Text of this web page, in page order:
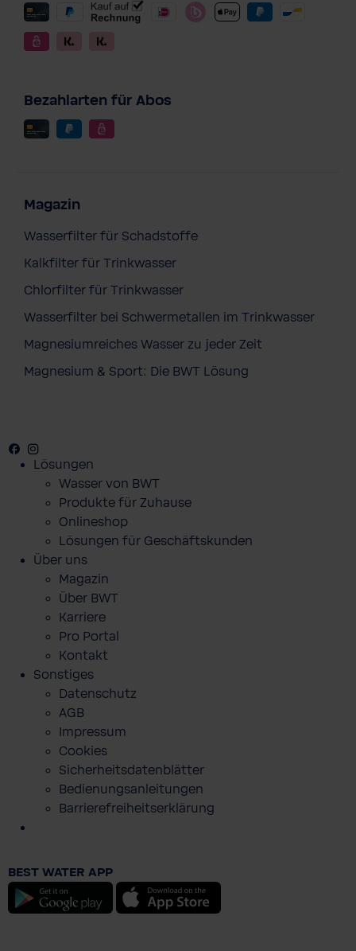
€ 49,90 Preise inkl. MwSt. zzgl. Versandkosten
Bezahlarten für Abos
Magazin
Wasserfilter für Schadstoffe
Kalkfilter für Trinkwasser
Chlorfilter für Trinkwasser
Wasserfilter bei Schwermetallen im Trinkwasser
Magnesiumreiches Wasser zu jeder Zeit
Magnesium & Sport: Die BWT Lösung
Facebook
Youtube
Lösungen
Wasser von BWT
Produkte für Zuhause
Onlineshop
Lösungen für Geschäftskunden
Über uns
Magazin
Über BWT
Karriere
Pro Portal
Kontakt
Sonstiges
Datenschutz
AGB
Impressum
Cookies
Sicherheitsdatenblätter
Bedienungsanleitungen
Barrierefreiheitserklärung
BEST WATER APP
Android